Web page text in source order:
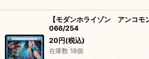
【モダンホライゾン アンコモ
066/254
20円(税込)
在庫数 18個